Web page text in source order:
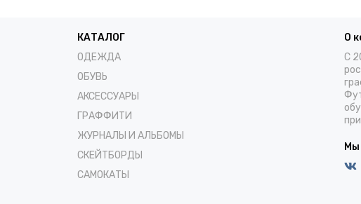
КАТАЛОГ
ОДЕЖДА
ОБУВЬ
АКСЕССУАРЫ
ГРАФФИТИ
ЖУРНАЛЫ И АЛЬБОМЫ
СКЕЙТБОРДЫ
САМОКАТЫ
О
С
Мы